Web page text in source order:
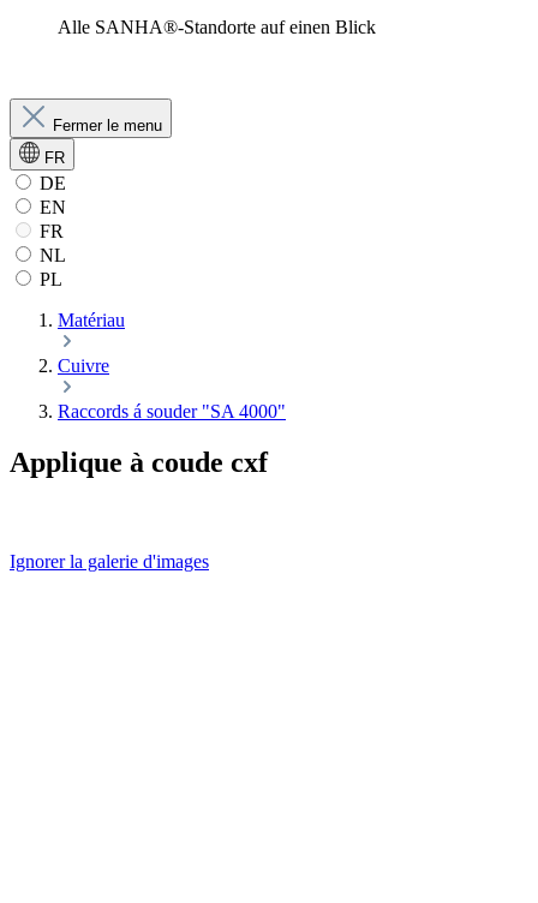
Alle SANHA®-Standorte auf einen Blick
Fermer le menu
FR
DE
EN
FR
NL
PL
Matériau
Cuivre
Raccords á souder "SA 4000"
Applique à coude cxf
Ignorer la galerie d'images